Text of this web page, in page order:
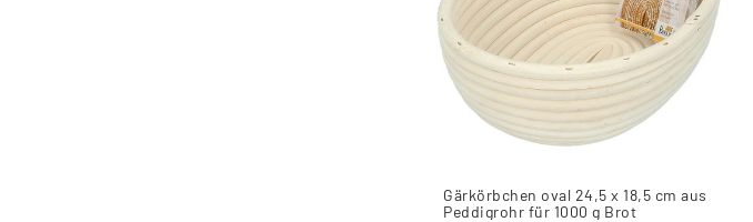
Gärkörbchen oval 24,5 x 18,5 cm aus
Peddigrohr für 1000 g Brot